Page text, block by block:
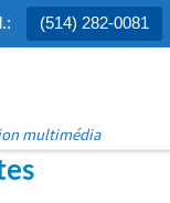
(514) 282-0081
multimédia